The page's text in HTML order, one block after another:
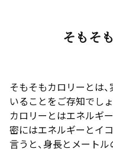
そもそ
そもそもカロリーとは
いることをご存知でし
カロリーとはエネルギ
密にはエネルギーとイ
言うと、身長とメートル